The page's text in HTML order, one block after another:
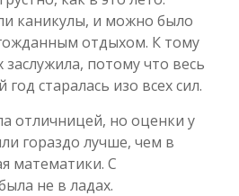
каникулы, и можно было
отдыхом. К тому
потому что весь
старалась изо всех сил.
отличницей, но оценки у
гораздо лучше, чем в
математики. С
не в ладах.